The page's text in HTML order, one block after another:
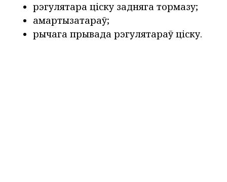
рэгулятара ціску задняга тормазу;
амартызатараў;
рычага прывада рэгулятараў ціску.